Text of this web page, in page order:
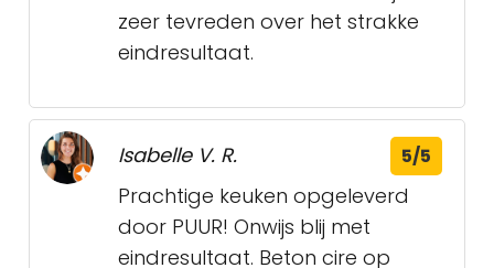
zeer tevreden over het strakke
eindresultaat.
Isabelle V. R. 5/5
Prachtige keuken opgeleverd
door PUUR! Onwijs blij met
eindresultaat. Beton cire op